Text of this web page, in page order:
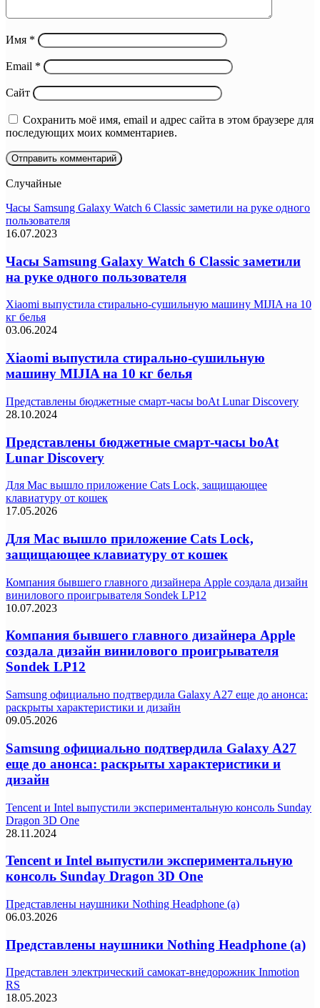
Имя *
Email *
Сайт
Сохранить моё имя, email и адрес сайта в этом браузере для
последующих моих комментариев.
Случайные
Часы Samsung Galaxy Watch 6 Classic заметили на руке одного
пользователя
16.07.2023
Часы Samsung Galaxy Watch 6 Classic заметили
на руке одного пользователя
Xiaomi выпустила стирально-сушильную машину MIJIA на 10
кг белья
03.06.2024
Xiaomi выпустила стирально-сушильную
машину MIJIA на 10 кг белья
Представлены бюджетные смарт-часы boAt Lunar Discovery
28.10.2024
Представлены бюджетные смарт-часы boAt
Lunar Discovery
Для Mac вышло приложение Cats Lock, защищающее
клавиатуру от кошек
17.05.2026
Для Mac вышло приложение Cats Lock,
защищающее клавиатуру от кошек
Компания бывшего главного дизайнера Apple создала дизайн
винилового проигрывателя Sondek LP12
10.07.2023
Компания бывшего главного дизайнера Apple
создала дизайн винилового проигрывателя
Sondek LP12
Samsung официально подтвердила Galaxy A27 еще до анонса:
раскрыты характеристики и дизайн
09.05.2026
Samsung официально подтвердила Galaxy A27
еще до анонса: раскрыты характеристики и
дизайн
Tencent и Intel выпустили экспериментальную консоль Sunday
Dragon 3D One
28.11.2024
Tencent и Intel выпустили экспериментальную
консоль Sunday Dragon 3D One
Представлены наушники Nothing Headphone (a)
06.03.2026
Представлены наушники Nothing Headphone (a)
Представлен электрический самокат-внедорожник Inmotion
RS
18.05.2023